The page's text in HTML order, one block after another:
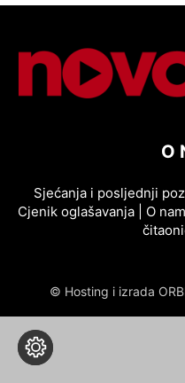
O
Sjećanja i posljednji
Cjenik oglašavanja| O
© Hosting i izrada